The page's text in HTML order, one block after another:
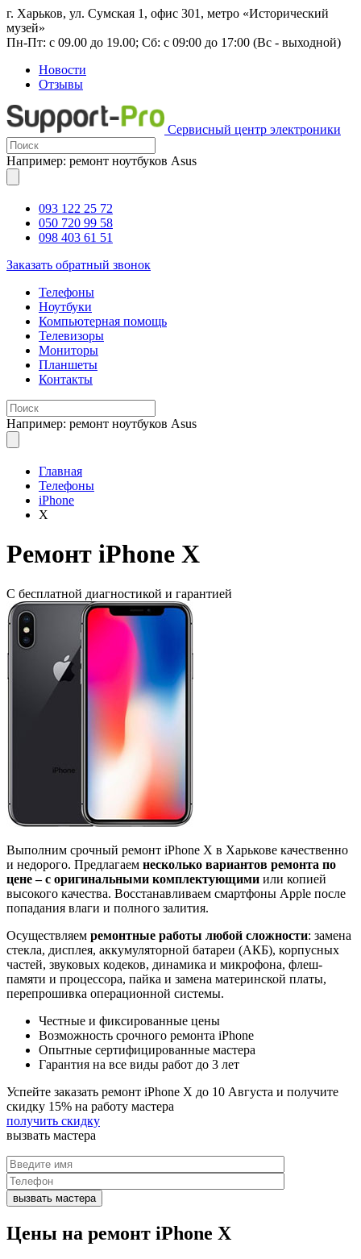
г. Харьков, ул. Сумская 1, офис 301, метро «Исторический
музей»
Пн-Пт: с 09.00 до 19.00; Сб: с 09:00 до 17:00 (Вс - выходной)
Новости
Отзывы
Сервисный центр электроники
Например: ремонт ноутбуков Asus
093 122 25 72
050 720 99 58
098 403 61 51
Заказать обратный звонок
Телефоны
Ноутбуки
Компьютерная помощь
Телевизоры
Мониторы
Планшеты
Контакты
Например: ремонт ноутбуков Asus
Главная
Телефоны
iPhone
X
Ремонт iPhone X
С бесплатной диагностикой и гарантией
Выполним срочный ремонт iPhone X в Харькове качественно
и недорого. Предлагаем несколько вариантов ремонта по
цене – с оригинальными комплектующими или копией
высокого качества. Восстанавливаем смартфоны Apple после
попадания влаги и полного залития.
Осуществляем ремонтные работы любой сложности: замена
стекла, дисплея, аккумуляторной батареи (АКБ), корпусных
частей, звуковых кодеков, динамика и микрофона, флеш-
памяти и процессора, пайка и замена материнской платы,
перепрошивка операционной системы.
Честные и фиксированные цены
Возможность срочного ремонта iPhone
Опытные сертифицированные мастера
Гарантия на все виды работ до 3 лет
Успейте заказать ремонт iPhone X до 10 Августа и получите
скидку 15% на работу мастера
получить скидку
вызвать мастера
Цены на ремонт iPhone X